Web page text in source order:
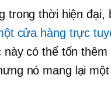
trong thời hiện đại,
cửa hàng trực
này có thể tốn
nó mang lại